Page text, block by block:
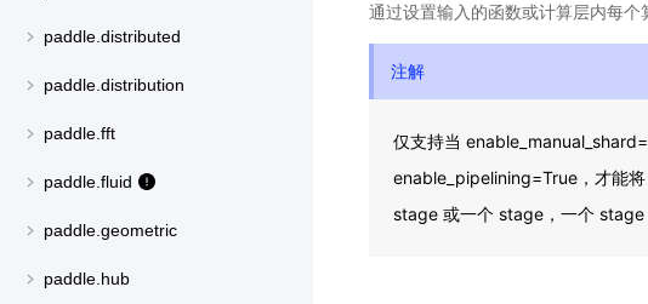
paddle.distributed
paddle.distribution
paddle.fft
paddle.fluid
paddle.geometric
paddle.hub
通过设置输入的函数或计算层内每个
注解
仅支持当
enable_pipelining=True，才能
stage 或一个 stage，一个 stage